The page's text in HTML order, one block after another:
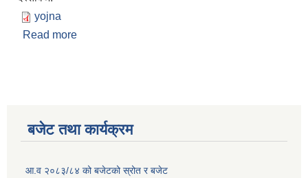
yojna
Read more
बजेट तथा कार्यक्रम
आ.व २०८३/८४ को बजेटको स्रोत र बजेट